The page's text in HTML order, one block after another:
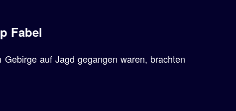
Fabel
auf Jagd gegangen waren, brachten